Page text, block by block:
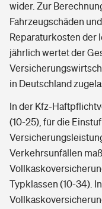
wider. Zur
Fahrzeugschäden
Reparaturkosten der
jährlich wertet der
in Deutschland
In der Kfz-
(10-25), für die
Verkehrsunfällen
Typklassen (10-34).